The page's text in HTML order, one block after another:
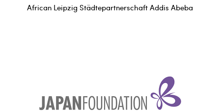
African Leipzig Städtepartnerschaft Addis Abeba